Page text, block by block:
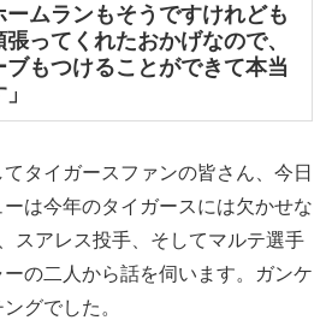
ムランもそうですけれども
ってくれたおかげなので、
もつけることができて本当
タイガースファンの皆さん、今日
は今年のタイガースには欠かせな
スアレス投手、そしてマルテ選手
の二人から話を伺います。ガンケ
グでした。